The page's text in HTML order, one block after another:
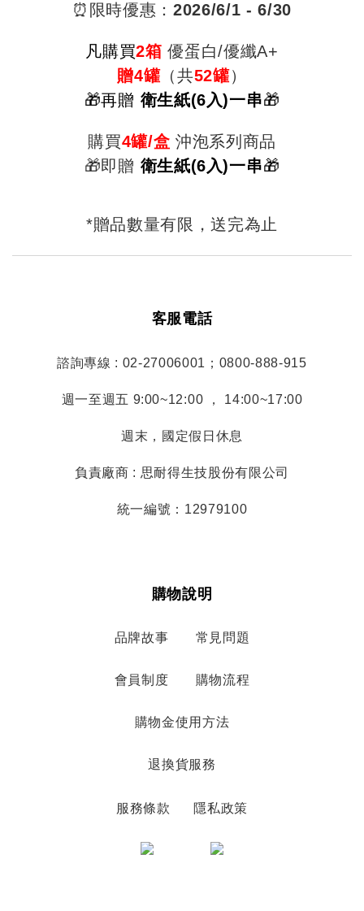
⏰限時優惠： 2026/6/1 - 6/30
凡購買2箱 優蛋白/優纖A+
贈4罐（共52罐）
🎁再贈 衛生紙(6入)一串🎁
購買4罐/盒 沖泡系列商品
🎁即贈 衛生紙(6入)一串🎁
*贈品數量有限，送完為止
客服電話
諮詢專線 : 02-27006001；0800-888-915
週一至週五 9:00~12:00 ， 14:00~17:00
週末，國定假日休息
負責廠商 : 思耐得生技股份有限公司
統一編號：12979100
購物說明
品牌故事 常見問題
會員制度 購物流程
購物金使用方法
退換貨服務
服務條款 隱私政策